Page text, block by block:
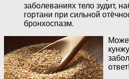
заболеваниях тело зудит,
гортани при сильной
бронхоспазм.
ответ!